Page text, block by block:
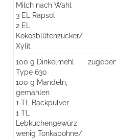
Milch nach Wahl
3 EL Rapsöl
2 EL
Kokosblütenzucker/
Xylit
100 g Dinkelmehl
Type 630
100 g Mandeln,
gemahlen
1 TL Backpulver
1 TL
Lebkuchengewürz
wenig Tonkabohne/